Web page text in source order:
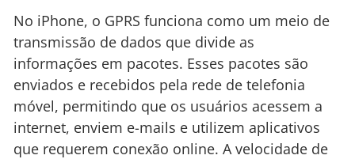
No iPhone, o GPRS funciona como um meio de
transmissão de dados que divide as
informações em pacotes. Esses pacotes são
enviados e recebidos pela rede de telefonia
móvel, permitindo que os usuários acessem a
internet, enviem e-mails e utilizem aplicativos
que requerem conexão online. A velocidade de